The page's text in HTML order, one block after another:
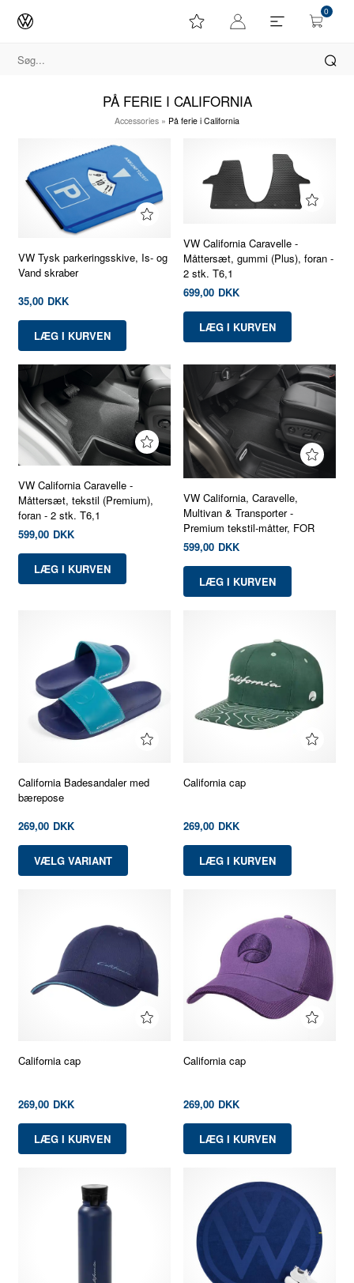
0
PÅ FERIE I CALIFORNIA
Accessories» På ferie i California
VW Tysk parkeringsskive, Is- og
Vand skraber
35,00 DKK
VW California Caravelle -
Måttersæt, gummi (Plus), foran -
2 stk. T6,1
699,00 DKK
VW California Caravelle -
Måttersæt, tekstil (Premium),
foran - 2 stk. T6,1
599,00 DKK
VW California, Caravelle,
Multivan & Transporter -
Premium tekstil-måtter, FOR
599,00 DKK
California Badesandaler med
bærepose
269,00 DKK
VÆLG VARIANT
California cap
269,00 DKK
California cap
269,00 DKK
California cap
269,00 DKK